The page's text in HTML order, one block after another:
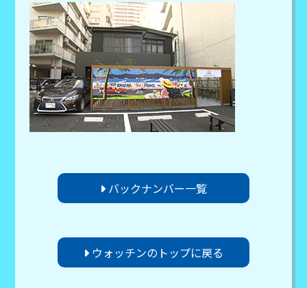
バックナンバー一覧
ウォッチンのトップに戻る